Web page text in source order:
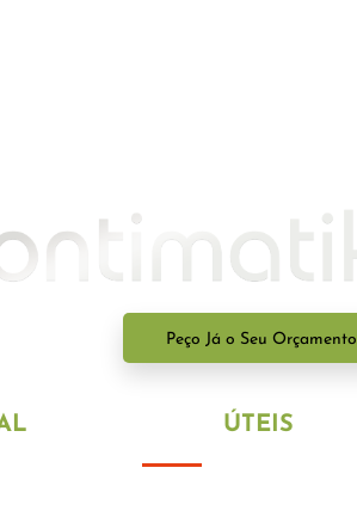
Peço Já o Seu Orçamento
ÚTEIS